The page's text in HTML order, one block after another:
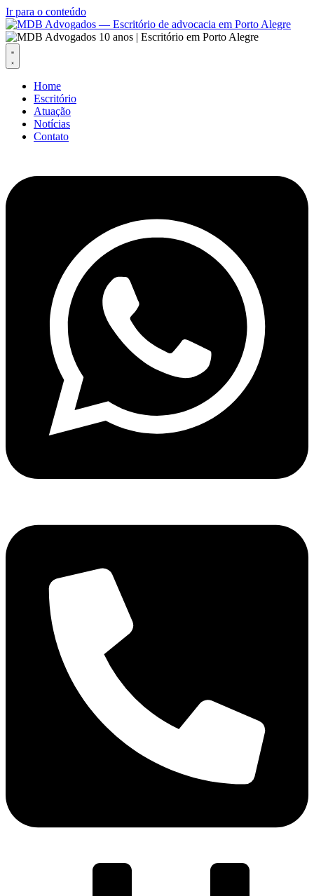
Ir para o conteúdo
Home
Escritório
Atuação
Notícias
Contato